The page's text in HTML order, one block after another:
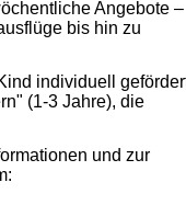
Angebote –
bis hin zu
individuell
(1-3 Jahre), die
und zur